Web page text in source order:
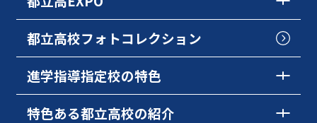
都立高校フォトコレクション
進学指導指定校の特色
特色ある都立高校の紹介